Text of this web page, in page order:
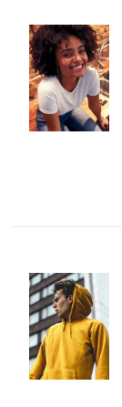
U
KOŠARI